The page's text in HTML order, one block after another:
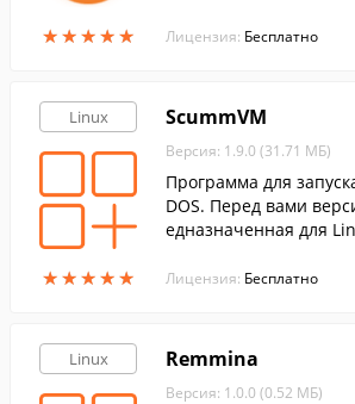
★★★★★
★★★★★ Лицензия: Бесплатно
Linux
★★★★★
★★★★★
ScummVM
Версия: 1.9.0 (31.71 МБ)
Программа для
DOS. Перед вами
едназначенная для
Лицензия: Бесплатно
Linux Remmina
Версия: 1.0.0 (0.52 МБ)